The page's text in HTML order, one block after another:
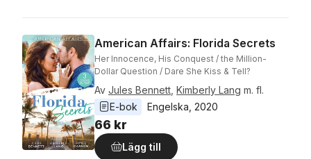
American Affairs: Florida Secrets
Her Innocence, His Conquest / the Million-
Dollar Question / Dare She Kiss & Tell?
Av Jules Bennett Kimberly Lang m. fl.
E-bok
Engelska 2020
66 kr
Lägg till